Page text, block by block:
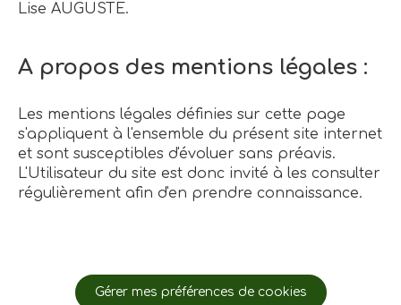
Lise AUGUSTE.
A propos des mentions légales :
Les mentions légales définies sur cette page
s'appliquent à l'ensemble du présent site internet
et sont susceptibles d'évoluer sans préavis.
L'Utilisateur du site est donc invité à les consulter
régulièrement afin d'en prendre connaissance.
Gérer mes préférences de cookies